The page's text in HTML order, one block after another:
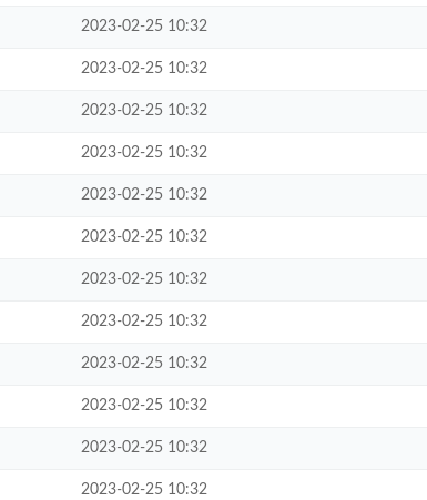
2023-02-25 10:32
2023-02-25 10:32
2023-02-25 10:32
2023-02-25 10:32
2023-02-25 10:32
2023-02-25 10:32
2023-02-25 10:32
2023-02-25 10:32
2023-02-25 10:32
2023-02-25 10:32
2023-02-25 10:32
2023-02-25 10:32